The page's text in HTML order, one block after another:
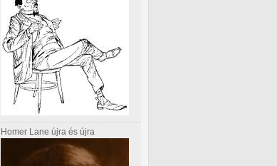
Homer Lane újra és újra